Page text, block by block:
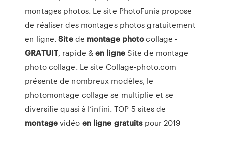
montages photos. Le site PhotoFunia propose
de réaliser des montages photos gratuitement
en ligne.Sitede montage photocollage -
GRATUIT, rapide &en ligneSite de montage
photo collage. Le site Collage-photo.com
présente de nombreux modèles, le
photomontage collage se multiplie et se
diversifie quasi à l’infini. TOP 5 sites de
montagevidéo en ligne gratuitspour 2019